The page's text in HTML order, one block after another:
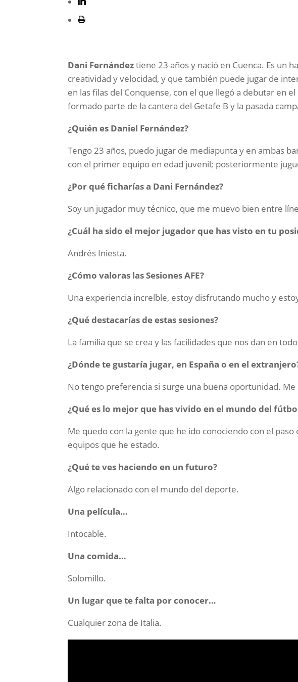
Dani Fernándeztiene 23 años y nació en Cuenca. Es un
creatividad y velocidad, y que también puede jugar de
en las filas del Conquense, con el que llegó a debutar en
formado parte de la cantera del Getafe B y la pasada
¿Quién es Daniel Fernández?
Tengo 23 años, puedo jugar de mediapunta y en ambas
con el primer equipo en edad juvenil; posteriormente
¿Por qué ficharías a Dani Fernández?
Soy un jugador muy técnico, que me muevo bien entre
¿Cuál ha sido el mejor jugador que has visto en tu
Andrés Iniesta.
¿Cómo valoras las Sesiones AFE?
Una experiencia increíble, estoy disfrutando mucho y
¿Qué destacarías de estas sesiones?
La familia que se crea y las facilidades que nos dan en
¿Dónde te gustaría jugar, en España o en el
No tengo preferencia si surge una buena oportunidad.
¿Qué es lo mejor que has vivido en el mundo del
Me quedo con la gente que he ido conociendo con el
equipos que he estado.
¿Qué te ves haciendo en un futuro?
Algo relacionado con el mundo del deporte.
Una película…
Intocable.
Una comida…
Solomillo.
Un lugar que te falta por conocer…
Cualquier zona de Italia.